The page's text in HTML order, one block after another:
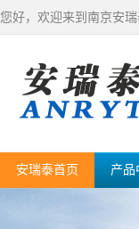
您好，欢迎来到南京安
安瑞泰首页 产品